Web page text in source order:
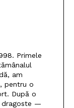
Primele
am
pentru o
După o
dragoste —